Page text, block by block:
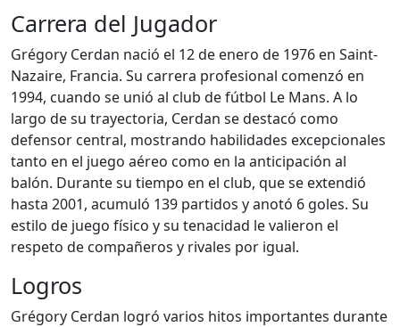
Carrera del Jugador
Grégory Cerdan nació el 12 de enero de 1976 en Saint-
Nazaire, Francia. Su carrera profesional comenzó en
1994, cuando se unió al club de fútbol Le Mans. A lo
largo de su trayectoria, Cerdan se destacó como
defensor central, mostrando habilidades excepcionales
tanto en el juego aéreo como en la anticipación al
balón. Durante su tiempo en el club, que se extendió
hasta 2001, acumuló 139 partidos y anotó 6 goles. Su
estilo de juego físico y su tenacidad le valieron el
respeto de compañeros y rivales por igual.
Logros
Grégory Cerdan logró varios hitos importantes durante